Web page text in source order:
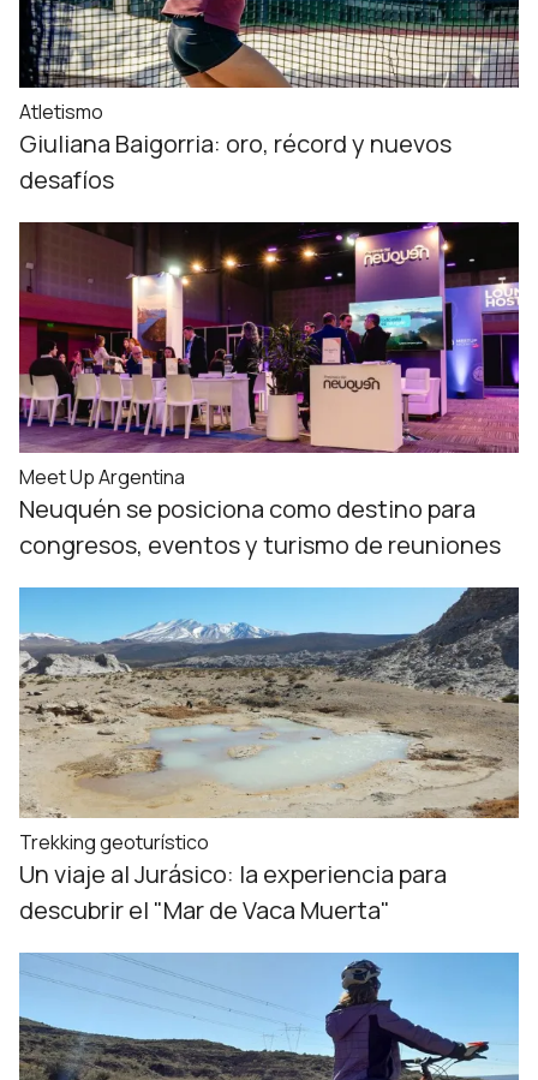
Atletismo
Giuliana Baigorria: oro, récord y nuevos
desafíos
Meet Up Argentina
Neuquén se posiciona como destino para
congresos, eventos y turismo de reuniones
Trekking geoturístico
Un viaje al Jurásico: la experiencia para
descubrir el "Mar de Vaca Muerta"